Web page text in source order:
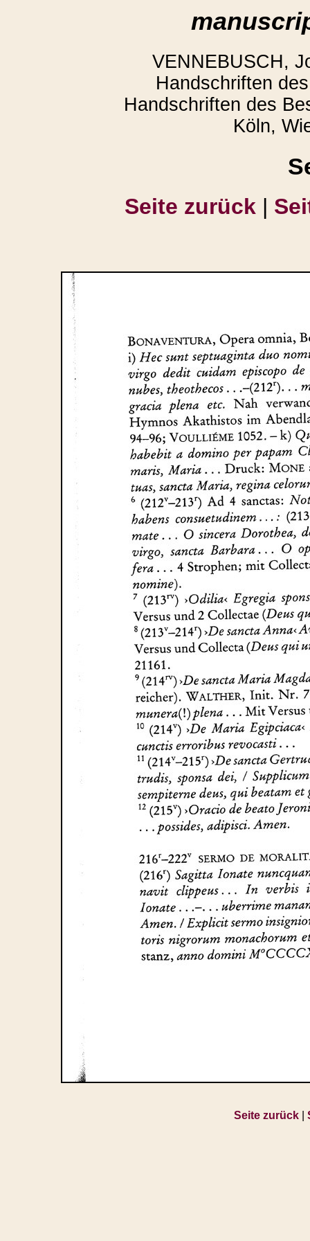
VENNEBUSCH,
Handschriften
Handschriften des
Köln,
Seite zurück |
Seite zurück|